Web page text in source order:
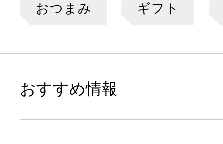
おつまみ ギフト
おすすめ情報